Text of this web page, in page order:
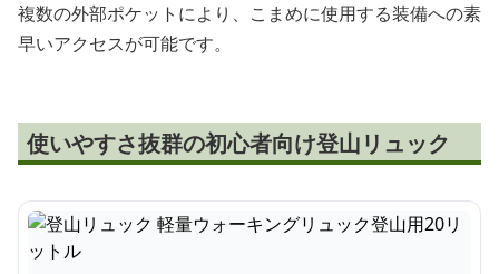
複数の外部ポケットにより、こまめに使用する装備への素
早いアクセスが可能です。
使いやすさ抜群の初心者向け登山リュック